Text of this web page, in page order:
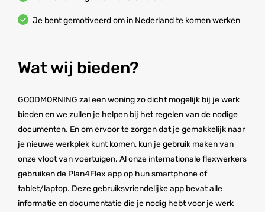
Je bent gemotiveerd om in Nederland te komen werken
Wat wij bieden?
GOODMORNING zal een woning zo dicht mogelijk bij je werk
bieden en we zullen je helpen bij het regelen van de nodige
documenten. En om ervoor te zorgen dat je gemakkelijk naar
je nieuwe werkplek kunt komen, kun je gebruik maken van
onze vloot van voertuigen. Al onze internationale flexwerkers
gebruiken de Plan4Flex app op hun smartphone of
tablet/laptop. Deze gebruiksvriendelijke app bevat alle
informatie en documentatie die je nodig hebt voor je werk